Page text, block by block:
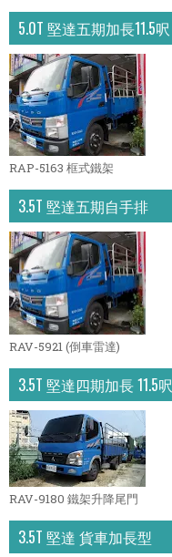
5.0T 堅達五期加長11.5呎
RAP-5163 框式鐵架
3.5T 堅達五期自手排
RAV-5921 (倒車雷達)
3.5T 堅達四期加長 11.5呎
RAV-9180 鐵架升降尾門
3.5T 堅達 貨車加長型